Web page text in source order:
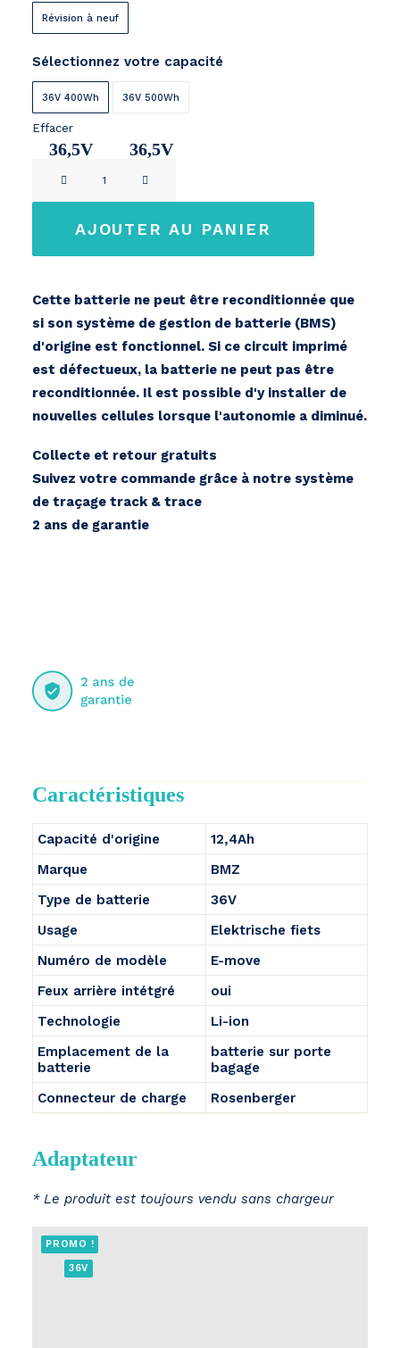
Révision à neuf
Sélectionnez votre capacité
36V 400Wh
36,5V
36V 500Wh
36,5V
Effacer
AJOUTER AU PANIER
Cette batterie ne peut être reconditionnée que
si son système de gestion de batterie (BMS)
d'origine est fonctionnel. Si ce circuit imprimé
est défectueux, la batterie ne peut pas être
reconditionnée. Il est possible d'y installer de
nouvelles cellules lorsque l'autonomie a diminué.
Collecte et retour gratuits
Suivez votre commande grâce à notre système
de traçage track & trace
2 ans de garantie
Caractéristiques
Capacité d'origine
12,4Ah
Marque
BMZ
Type de batterie
36V
Usage
Elektrische fiets
Numéro de modèle
E-move
Feux arrière intétgré
oui
Technologie
Li-ion
Emplacement de la
batterie
batterie sur porte
bagage
Connecteur de charge
Rosenberger
Adaptateur
* Le produit est toujours vendu sans chargeur
36V
PROMO !